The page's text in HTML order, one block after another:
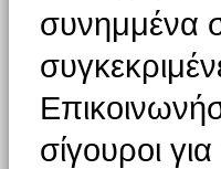
συνημμένα
σίγουροι